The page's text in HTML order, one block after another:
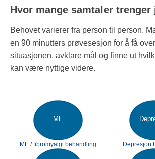
Hvor mange samtaler trenger
Behovet varierer fra person til person.
en 90 minutters prøvesesjon for å få
situasjonen, avklare mål og finne ut
kan være nyttige videre.
ME
ME / fibromyalgi behandling Depresjon